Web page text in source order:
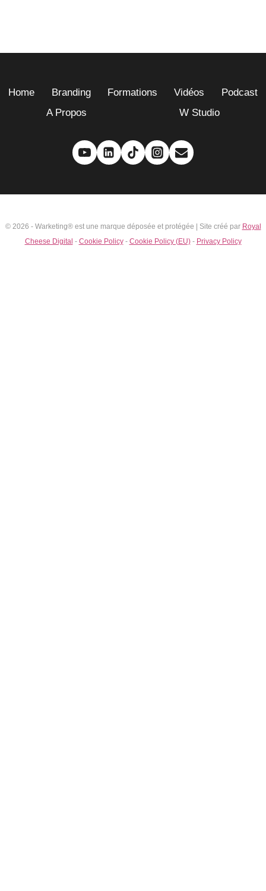
Home Branding Formations Vidéos
Podcast
A Propos
W Studio
© 2026 - Warketing® est une marque déposée et protégée | Site créé par Royal
Cheese Digital - Cookie Policy- Cookie Policy (EU)- Privacy Policy